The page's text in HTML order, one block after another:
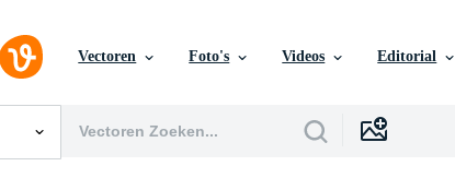
Vectoren Foto's Videos Editorial